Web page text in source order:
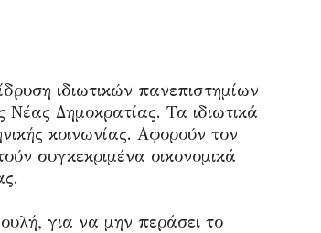
ιδιωτικών πανεπιστημίων
Δημοκρατίας. Τα ιδιωτικά
κοινωνίας. Αφορούν τον
συγκεκριμένα οικονομικά
για να μην περάσει το